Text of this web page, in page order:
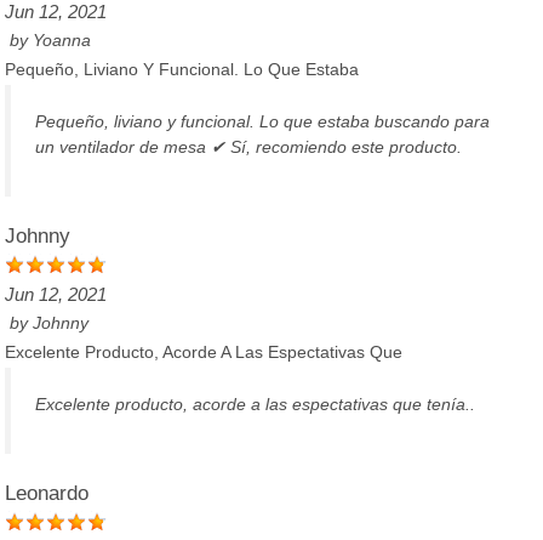
Jun 12, 2021
by Yoanna
Pequeño, Liviano Y Funcional. Lo Que Estaba
Pequeño, liviano y funcional. Lo que estaba buscando para
un ventilador de mesa ✔ Sí, recomiendo este producto.
Johnny
Jun 12, 2021
byJohnny
Excelente Producto, Acorde A Las Espectativas Que
Excelente producto, acorde a las espectativas que tenía..
Leonardo